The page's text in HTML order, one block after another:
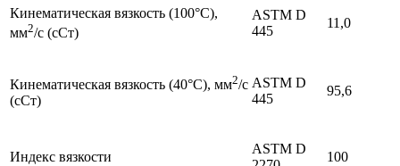
Кинематическая вязкость (100°C),
мм2/с (сСт)
ASTM D
445
11,0
Кинематическая вязкость (40°C), мм2/с
(сСт)
ASTM D
445
95,6
Индекс вязкости
ASTM D
100